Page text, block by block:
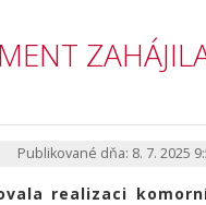
Publikované dňa: 8. 7. 2025
realizaci